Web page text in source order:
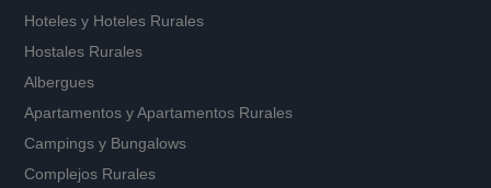
Hoteles y Hoteles Rurales
Hostales Rurales
Albergues
Apartamentos yApartamentos Rurales
Campings y Bungalows
Complejos Rurales